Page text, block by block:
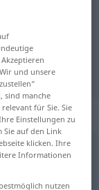
für
und unsere
sind manche
für Sie. Sie
Einstellungen zu
auf den Link
klicken. Ihre
Informationen
nutzen